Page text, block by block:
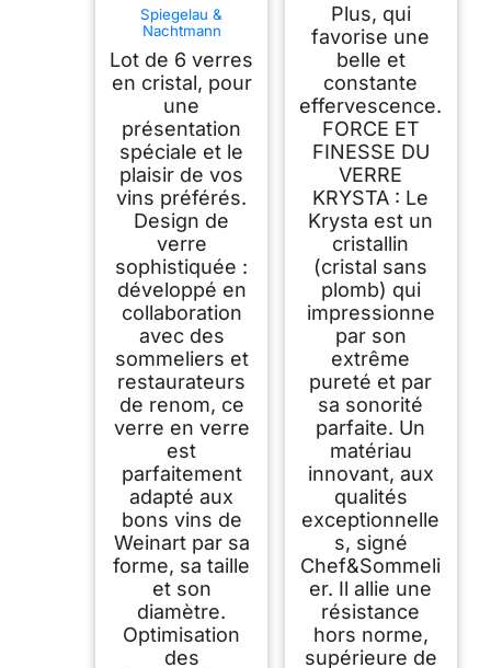
Spiegelau &
Nachtmann
verres à
champagne, en
cristal
Lot de 6 verres
en cristal, pour
une
présentation
spéciale et le
plaisir de vos
vins préférés.
Design de
verre
sophistiquée :
développé en
collaboration
avec des
sommeliers et
restaurateurs
de renom, ce
verre en verre
est
parfaitement
adapté aux
bons vins de
Weinart par sa
forme, sa taille
et son
diamètre.
Optimisation
des
Plus, qui
favorise une
belle et
constante
effervescence.
FORCE ET
FINESSE DU
VERRE
KRYSTA : Le
Krysta est un
cristallin
(cristal sans
plomb) qui
impressionne
par son
extrême
pureté et par
sa sonorité
parfaite. Un
matériau
innovant, aux
qualités
exceptionnelle
s, signé
Chef&Sommeli
er. Il allie une
résistance
hors norme,
supérieure de